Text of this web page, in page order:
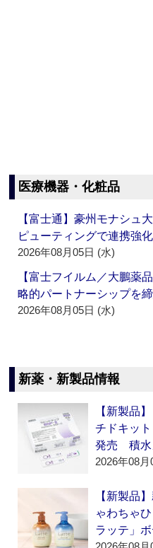
医療機器・化粧品
【富士通】豪州モナシュ
ピューティングで連携強化
2026年08月05日 (水)
【富士フイルム／大鵬薬
略的パートナーシップを
2026年08月05日 (水)
新薬・新製品情報
【新製品
チドキッ
発売 積
2026年08
【新製品
ゃわちゃ
ラッテ」